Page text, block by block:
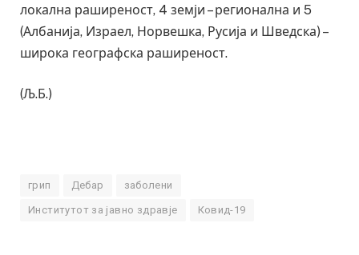
локална раширеност, 4 земји – регионална и 5
(Албанија, Израел, Норвешка, Русија и Шведска) –
широка географска раширеност.
(Љ.Б.)
грип Дебар заболени
Институтот за јавно здравје Ковид-19